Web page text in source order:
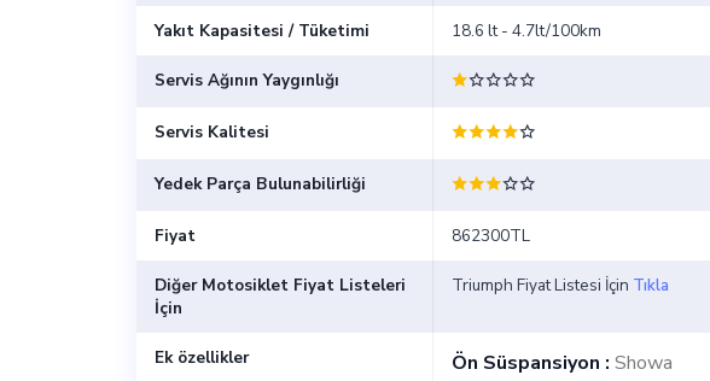
Yakıt Kapasitesi / Tüketimi 18.6 lt - 4.7lt/100km
Servis Ağının Yaygınlığı
Servis Kalitesi
Yedek Parça Bulunabilirliği
Fiyat 862300TL
Diğer Motosiklet Fiyat Listeleri
İçin
Triumph Fiyat Listesi İçin Tıkla
Ek özellikler Ön Süspansiyon :Showa